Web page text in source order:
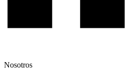
Nosotros